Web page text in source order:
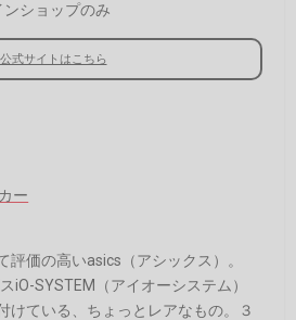
ショップのみ
公式サイトはこちら
評価の高いasics（アシックス）。
iO-SYSTEM（アイオーシステム）
けている、ちょっとレアなもの。３